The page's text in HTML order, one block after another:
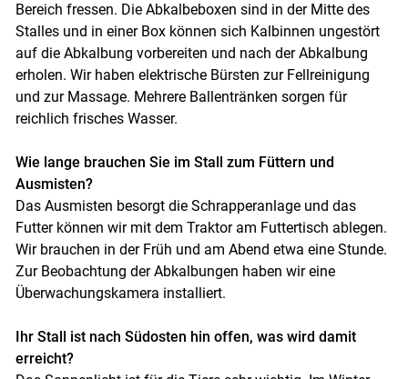
Bereich fressen. Die Abkalbeboxen sind in der Mitte des
Stalles und in einer Box können sich Kalbinnen ungestört
auf die Abkalbung vorbereiten und nach der Abkalbung
erholen. Wir haben elektrische Bürsten zur Fellreinigung
und zur Massage. Mehrere Ballentränken sorgen für
reichlich frisches Wasser.
Wie lange brauchen Sie im Stall zum Füttern und
Ausmisten?
Das Ausmisten besorgt die Schrapperanlage und das
Futter können wir mit dem Traktor am Futtertisch ablegen.
Wir brauchen in der Früh und am Abend etwa eine Stunde.
Zur Beobachtung der Abkalbungen haben wir eine
Überwachungskamera installiert.
Ihr Stall ist nach Südosten hin offen, was wird damit
erreicht?